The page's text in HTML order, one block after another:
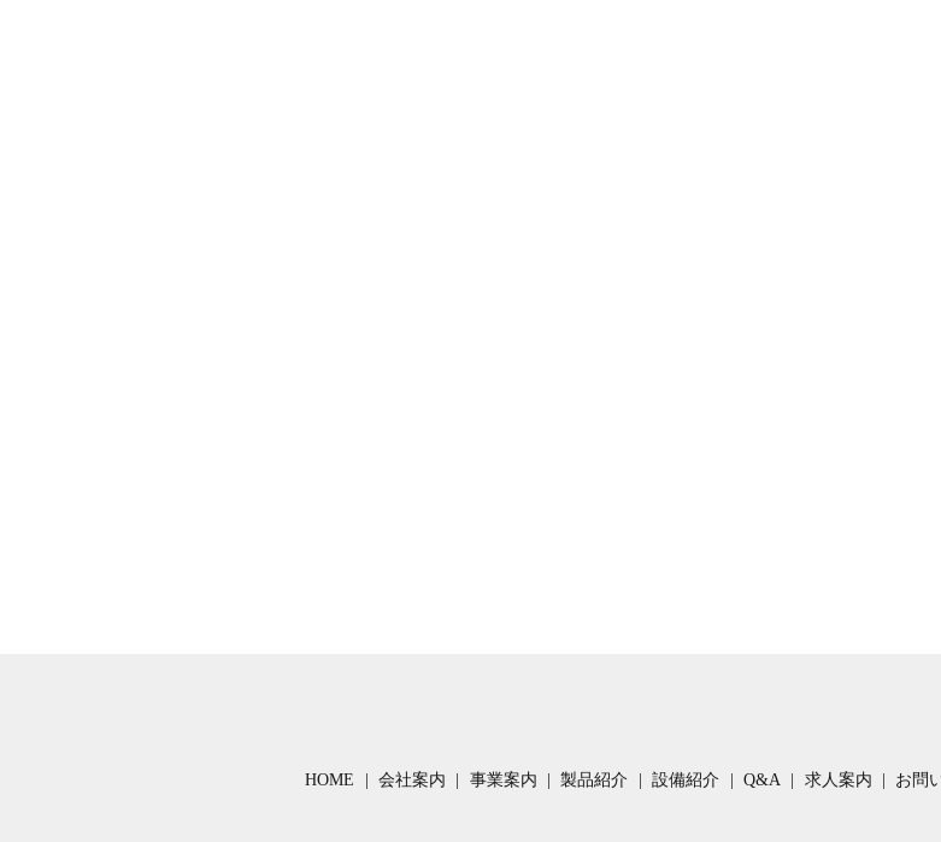
HOME 会社案内 事業案内 製品紹介 設備紹介 Q&A 求人案内 お問